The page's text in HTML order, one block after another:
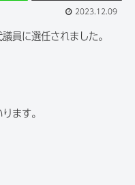
2023.12.09
員に選任されました。
ます。